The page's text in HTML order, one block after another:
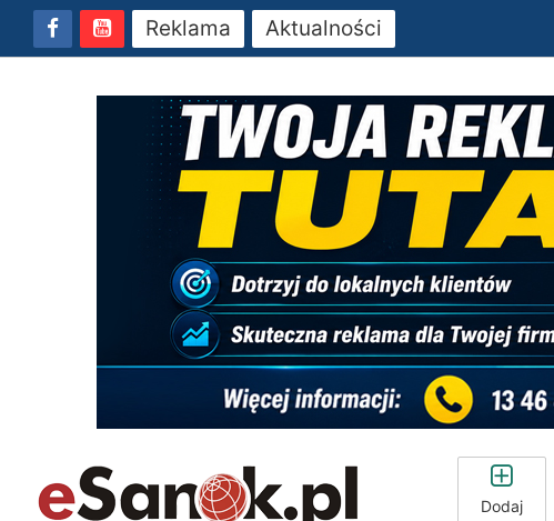
Reklama Aktualności
Dodaj